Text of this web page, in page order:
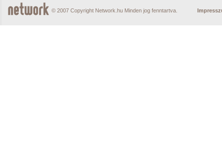
© 2007 Copyright Network.hu Minden jog fenntartva.